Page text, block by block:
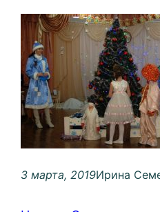
3 марта, 2019Ирина